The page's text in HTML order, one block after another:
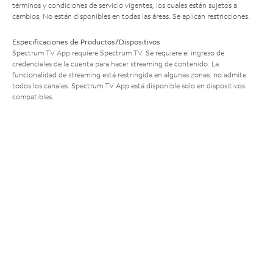
términos y condiciones de servicio vigentes, los cuales están sujetos a
cambios. No están disponibles en todas las áreas. Se aplican restricciones.
Especificaciones de Productos/Dispositivos
Spectrum TV App requiere Spectrum TV. Se requiere el ingreso de
credenciales de la cuenta para hacer streaming de contenido. La
funcionalidad de streaming está restringida en algunas zonas; no admite
todos los canales. Spectrum TV App está disponible solo en dispositivos
compatibles.